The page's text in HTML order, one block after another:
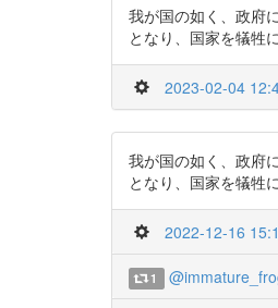
我が国の如く、政府
となり、国家を犠牲
2023-02-04
我が国の如く、政府
となり、国家を犠牲
2022-12-16
1